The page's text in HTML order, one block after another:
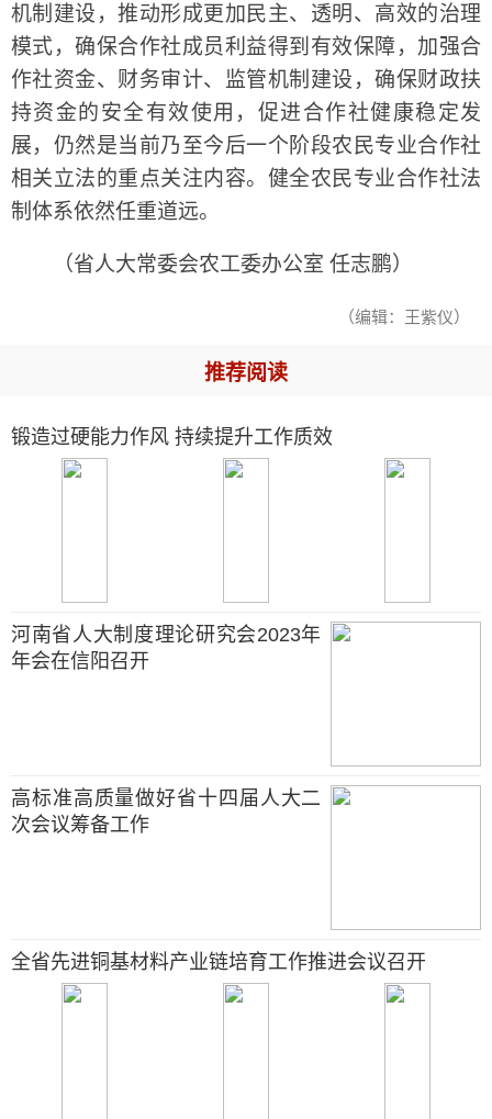
机制建设，推动形成更加民主、透明、高效的治理
模式，确保合作社成员利益得到有效保障，加强合
作社资金、财务审计、监管机制建设，确保财政扶
持资金的安全有效使用，促进合作社健康稳定发
展，仍然是当前乃至今后一个阶段农民专业合作社
相关立法的重点关注内容。健全农民专业合作社法
制体系依然任重道远。
（省人大常委会农工委办公室 任志鹏）
（编辑：王紫仪）
推荐阅读
锻造过硬能力作风 持续提升工作质效
河南省人大制度理论研究会2023年
年会在信阳召开
高标准高质量做好省十四届人大二
次会议筹备工作
全省先进铜基材料产业链培育工作推进会议召开